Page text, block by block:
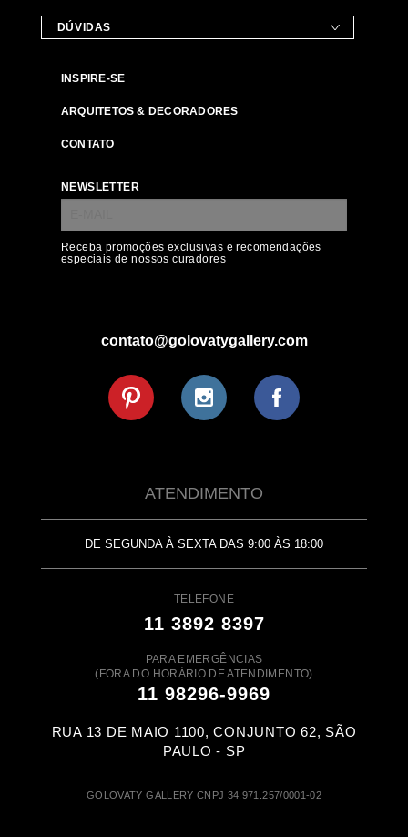
DÚVIDAS
INSPIRE-SE
ARQUITETOS & DECORADORES
CONTATO
NEWSLETTER
Receba promoções exclusivas e recomendações
especiais de nossos curadores
contato@golovatygallery.com
ATENDIMENTO
DE SEGUNDA À SEXTA DAS 9:00 ÀS 18:00
TELEFONE
11 3892 8397
PARA EMERGÊNCIAS
(FORA DO HORÁRIO DE ATENDIMENTO)
11 98296-9969
RUA 13 DE MAIO 1100, CONJUNTO 62, SÃO
PAULO - SP
GOLOVATY GALLERY CNPJ 34.971.257/0001-02